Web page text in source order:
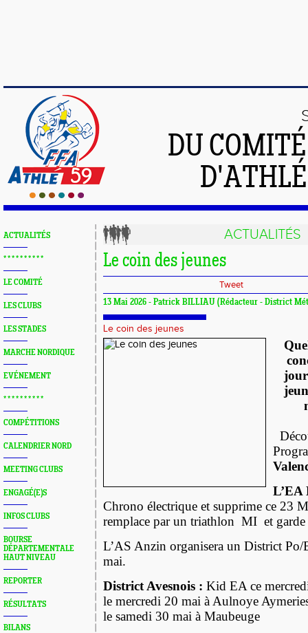
DU
ACTUALITÉS
* * * * * * * * * *
LE COMITÉ
LES CLUBS
LES STADES
MARCHE NORDIQUE
EVÉNEMENT
* * * * * * * * * *
COMPÉTITIONS
CALENDRIER NORD
MEETING CLUBS
ENGAGÉ(E)S
INFOS CLUBS
BOURSE
DÉPARTEMENTALE
HAUT NIVEAU
REPORTER
RÉSULTATS
BILANS
ACTUALITÉS
Le coin des jeunes
Tweet
13 Mai 2026 - Patrick BILLIAU (Rédacteur - District
Le coin des jeunes
L’EA
Chrono électrique et supprime ce 23
remplace par un triathlon MI et
L’AS Anzin organisera un District
mai.
District Avesnois : Kid EA ce
le mercredi 20 mai à Aulnoye
le samedi 30 mai à Maubeuge